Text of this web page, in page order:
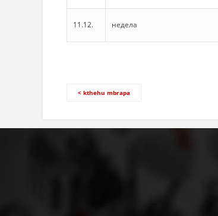
11.12. недела
< kthehu mbrapa